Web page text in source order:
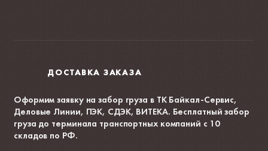
ДОСТАВКА ЗАКАЗА
Оформим заявку на забор груза в ТК Байкал-Сервис,
Деловые Линии, ПЭК, СДЭК, ВИТЕКА. Бесплатный забор
груза до терминала транспортных компаний с 10
складов по РФ.